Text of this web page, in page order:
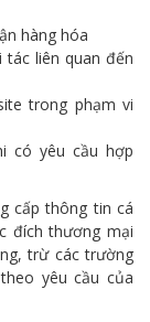
hàng hóa
liên quan đến
trong phạm vi
có yêu cầu hợp
cấp thông tin cá
đích thương mại
trừ các trường
yêu cầu của